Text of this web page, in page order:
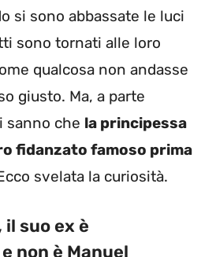
si sono abbassate le luci
sono tornati alle loro
qualcosa non andasse
giusto. Ma, a parte
sanno che la principessa
fidanzato famoso prima
svelata la curiosità.
il suo ex è
non è Manuel